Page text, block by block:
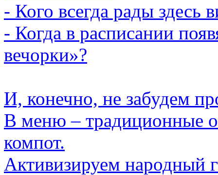
- Кого всегда рады здесь
- Когда в расписании
вечорки»?
И, конечно, не забудем
В меню – традиционные
компот.
Активизируем народный